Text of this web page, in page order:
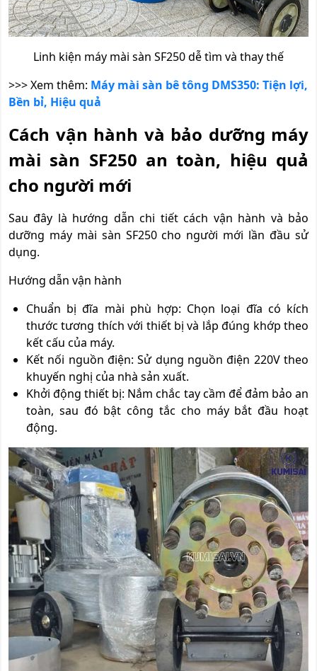
Linh kiện máy mài sàn SF250 dễ tìm và thay thế
>>> Xem thêm: Máy mài sàn bê tông DMS350: Tiện lợi,
Bền bỉ, Hiệu quả
Cách vận hành và bảo dưỡng máy
mài sàn SF250 an toàn, hiệu quả
cho người mới
Sau đây là hướng dẫn chi tiết cách vận hành và bảo
dưỡng máy mài sàn SF250 cho người mới lần đầu sử
dụng.
Hướng dẫn vận hành
Chuẩn bị đĩa mài phù hợp: Chọn loại đĩa có kích
thước tương thích với thiết bị và lắp đúng khớp theo
kết cấu của máy.
Kết nối nguồn điện: Sử dụng nguồn điện 220V theo
khuyến nghị của nhà sản xuất.
Khởi động thiết bị: Nắm chắc tay cầm để đảm bảo an
toàn, sau đó bật công tắc cho máy bắt đầu hoạt
động.